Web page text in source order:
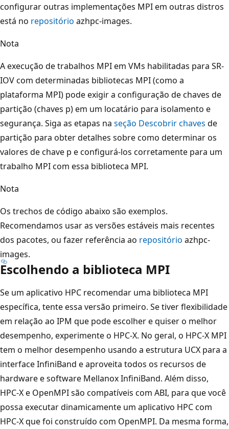
configurar outras implementações MPI em outras distros
está no repositório azhpc-images.
Nota
A execução de trabalhos MPI em VMs habilitadas para SR-
IOV com determinadas bibliotecas MPI (como a
plataforma MPI) pode exigir a configuração de chaves de
partição (chaves p) em um locatário para isolamento e
segurança. Siga as etapas na seção Descobrir chaves de
partição para obter detalhes sobre como determinar os
valores de chave p e configurá-los corretamente para um
trabalho MPI com essa biblioteca MPI.
Nota
Os trechos de código abaixo são exemplos.
Recomendamos usar as versões estáveis mais recentes
dos pacotes, ou fazer referência ao repositório azhpc-
images.
Escolhendo a biblioteca MPI
Se um aplicativo HPC recomendar uma biblioteca MPI
específica, tente essa versão primeiro. Se tiver flexibilidade
em relação ao IPM que pode escolher e quiser o melhor
desempenho, experimente o HPC-X. No geral, o HPC-X MPI
tem o melhor desempenho usando a estrutura UCX para a
interface InfiniBand e aproveita todos os recursos de
hardware e software Mellanox InfiniBand. Além disso,
HPC-X e OpenMPI são compatíveis com ABI, para que você
possa executar dinamicamente um aplicativo HPC com
HPC-X que foi construído com OpenMPI. Da mesma forma,